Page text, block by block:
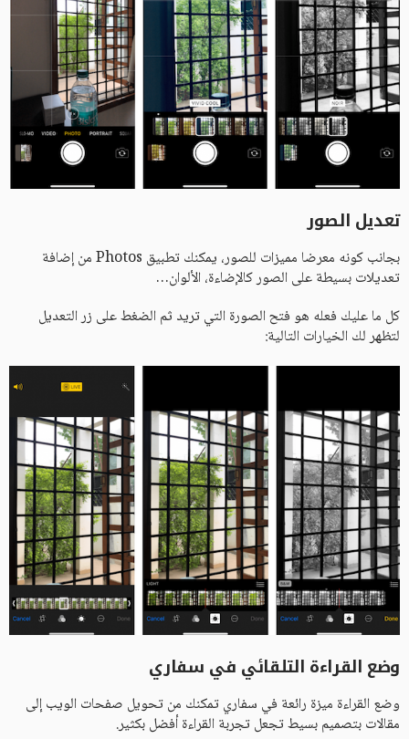
تعديل الصور
بجانب كونه معرضا مميزات للصور، يمكنك تطبيق Photos من إضافة
تعديلات بسيطة على الصور كالإضاءة، الألوان…
كل ما عليك فعله هو فتح الصورة التي تريد ثم الضغط على زر التعديل
لتظهر لك الخيارات التالية:
وضع القراءة التلقائي في سفاري
وضع القراءة ميزة رائعة في سفاري تمكنك من تحويل صفحات الويب إلى
مقالات بتصميم بسيط تجعل تجربة القراءة أفضل بكثير.